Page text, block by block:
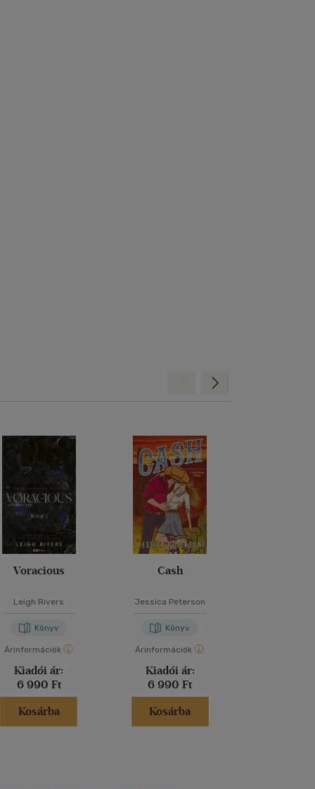
Voracious
Leigh Rivers
Könyv
Árinformációk
Kiadói ár:
6 990 Ft
Kosárba
Cash
Jessica Peterson
Könyv
Árinformációk
Kiadói ár:
6 990 Ft
Kosárba
Előre